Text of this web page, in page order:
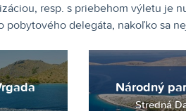
resp. s priebehom výletu je
pobytového delegáta, nakoľko sa
Národný
Stredná